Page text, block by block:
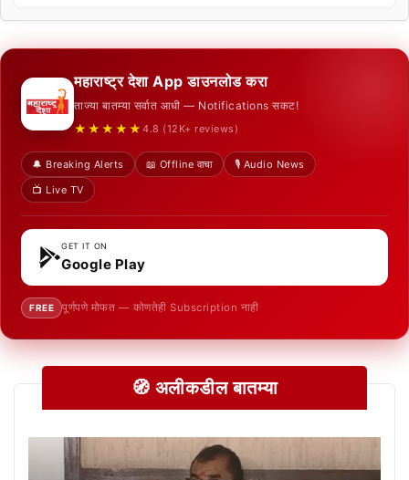
महाराष्ट्र देशा App डाउनलोड करा
ताज्या बातम्या सर्वात आधी — Notifications सकट!
★★★★★ 4.8 (12K+ reviews)
🔔 Breaking Alerts 📖 Offline वाचा
🎙️ Audio News
📺 Live TV
GET IT ON
Google Play
FREE पूर्णपणे मोफत — कोणतेही Subscription नाही
🧭 अलीकडील बातम्या